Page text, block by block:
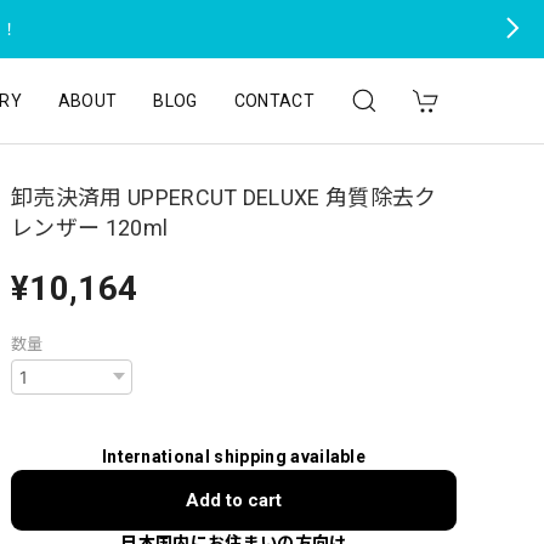
ABOUT BLOG CONTACT
卸売決済用 UPPERCUT DELUXE 角質除去ク
レンザー 120ml
¥10,164
数量
International shipping available
Add to cart